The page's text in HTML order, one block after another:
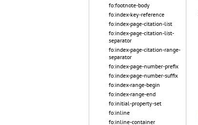
fo:footnote-body
fo:index-key-reference
fo:index-page-citation-list
fo:index-page-citation-list-
separator
fo:index-page-citation-range-
separator
fo:index-page-number-prefix
fo:index-page-number-suffix
fo:index-range-begin
fo:index-range-end
fo:initial-property-set
fo:inline
fo:inline-container